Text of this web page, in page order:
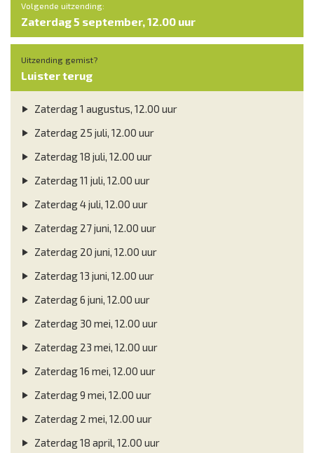
Volgende uitzending:
Zaterdag 5 september, 12.00 uur
Uitzending gemist?
Luister terug
Zaterdag 1 augustus, 12.00 uur
Zaterdag 25 juli, 12.00 uur
Zaterdag 18 juli, 12.00 uur
Zaterdag 11 juli, 12.00 uur
Zaterdag 4 juli, 12.00 uur
Zaterdag 27 juni, 12.00 uur
Zaterdag 20 juni, 12.00 uur
Zaterdag 13 juni, 12.00 uur
Zaterdag 6 juni, 12.00 uur
Zaterdag 30 mei, 12.00 uur
Zaterdag 23 mei, 12.00 uur
Zaterdag 16 mei, 12.00 uur
Zaterdag 9 mei, 12.00 uur
Zaterdag 2 mei, 12.00 uur
Zaterdag 18 april, 12.00 uur